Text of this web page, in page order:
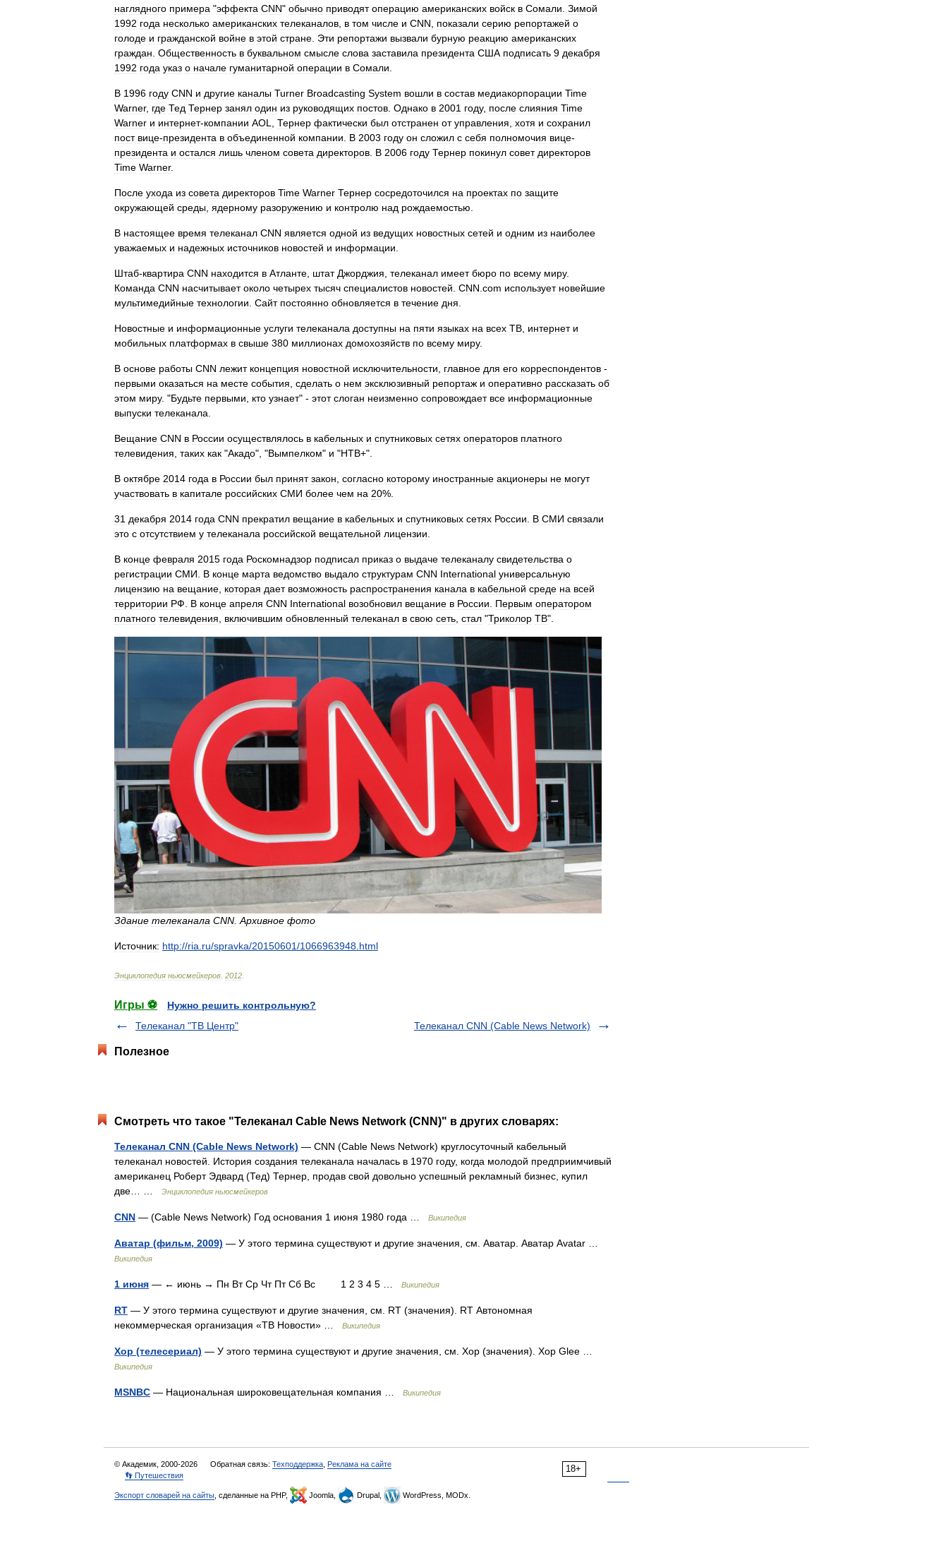
наглядного примера "эффекта CNN" обычно приводят операцию американских войск в Сомали Зимой
1992 года несколько американских телеканалов в том числе и CNN показали серию репортажей о
голоде и гражданской войне в этой стране Эти репортажи вызвали бурную реакцию американских
граждан Общественность в буквальном смысле слова заставила президента США подписать 9 декабря
1992 года указ о начале гуманитарной операции в Сомали
В 1996 году CNN и другие каналы Turner Broadcasting System вошли в состав медиакорпорации Time
Warner, где Тед Тернер занял один из руководящих постов Однако в 2001 году, после слияния Time
Warner и интернет-компании AOL Тернер фактически был отстранен от управления хотя и сохранил
пост вице-президента в объединенной компании В 2003 году он сложил с себя полномочия вице-
президента и остался лишь членом совета директоров В 2006 году Тернер покинул совет директоров
Time Warner.
После ухода из совета директоров Time Warner Тернер сосредоточился на проектах по защите
окружающей среды ядерному разоружению и контролю над рождаемостью
В настоящее время телеканал CNN является одной из ведущих новостных сетей и одним из наиболее
уважаемых и надежных источников новостей и информации
Штаб-квартира CNN находится в Атланте штат Джорджия телеканал имеет бюро по всему миру.
Команда CNN насчитывает около четырех тысяч специалистов новостей CNN com использует новейшие
мультимедийные технологии Сайт постоянно обновляется в течение дня
Новостные и информационные услуги телеканала доступны на пяти языках на всех ТВ интернет и
мобильных платформах в свыше 380 миллионах домохозяйств по всему миру.
В основе работы CNN лежит концепция новостной исключительности главное для его корреспондентов -
первыми оказаться на месте события сделать о нем эксклюзивный репортаж и оперативно рассказать об
этом миру. "Будьте первыми кто узнает" - этот слоган неизменно сопровождает все информационные
выпуски телеканала
Вещание CNN в России осуществлялось в кабельных и спутниковых сетях операторов платного
телевидения таких как "Акадо", "Вымпелком" и "НТВ+".
В октябре 2014 года в России был принят закон согласно которому иностранные акционеры не могут
участвовать в капитале российских СМИ более чем на 20%.
31 декабря 2014 года CNN прекратил вещание в кабельных и спутниковых сетях России В СМИ связали
это с отсутствием у телеканала российской вещательной лицензии
В конце февраля 2015 года Роскомнадзор подписал приказ о выдаче телеканалу свидетельства о
регистрации СМИ В конце марта ведомство выдало структурам CNN International универсальную
лицензию на вещание которая дает возможность распространения канала в кабельной среде на всей
территории РФ В конце апреля CNN International возобновил вещание в России Первым оператором
платного телевидения включившим обновленный телеканал в свою сеть стал "Триколор ТВ".
Здание телеканала CNN Архивное фото
Источник: http://ria ru/spravka/20150601/1066963948 html
Энциклопедия ньюсмейкеров 2012
Игры ⚽
Нужно решить контрольную?
Телеканал "ТВ Центр"
Телеканал CNN (Cable News Network)
Полезное
Смотреть что такое "Телеканал Cable News Network (CNN)" в других словарях:
Телеканал CNN (Cable News Network) — CNN (Cable News Network) круглосуточный кабельный
телеканал новостей. История создания телеканала началась в 1970 году, когда молодой предприимчивый
американец Роберт Эдвард (Тед) Тернер, продав свой довольно успешный рекламный бизнес, купил
две… …
Энциклопедия ньюсмейкеров
CNN — (Cable News Network) Год основания 1 июня 1980 года … Википедия
Аватар (фильм, 2009) — У этого термина существуют и другие значения, см. Аватар. Аватар Avatar …
Википедия
1 июня — ← июнь → Пн Вт Ср Чт Пт Сб Вс 1 2 3 4 5 … Википедия
RT — У этого термина существуют и другие значения, см. RT (значения). RT Автономная
некоммерческая организация «ТВ Новости» …
Википедия
Хор (телесериал) — У этого термина существуют и другие значения, см. Хор (значения). Хор Glee …
Википедия
MSNBC — Национальная широковещательная компания … Википедия
18+
© Академик, 2000-2026 Обратная связь: Техподдержка Реклама на сайте
👣 Путешествия
Экспорт словарей на сайты , сделанные на PHP, Joomla, Drupal, WordPress, MODx.